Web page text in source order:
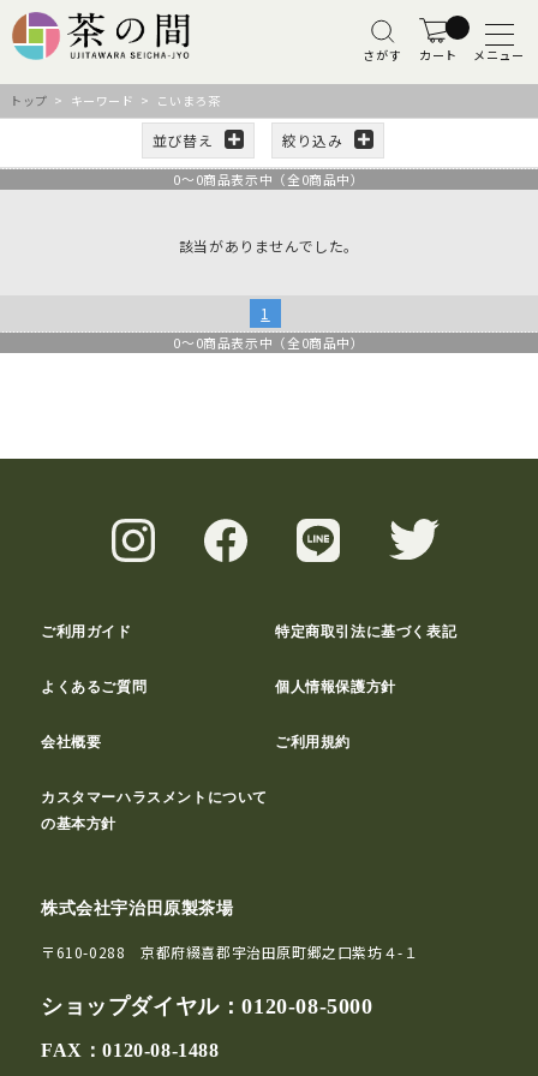
さがす カート メニュー
トップ > キーワード > こいまろ茶
並び替え 絞り込み
0～0商品表示中（全0商品中）
該当がありませんでした。
1
0～0商品表示中（全0商品中）
ご利用ガイド 特定商取引法に基づく表記
よくあるご質問 個人情報保護方針
会社概要 ご利用規約
カスタマーハラスメントについて
の基本方針
株式会社宇治田原製茶場
〒610-0288 京都府綴喜郡宇治田原町郷之口紫坊４-１
ショップダイヤル：0120-08-5000
FAX：0120-08-1488